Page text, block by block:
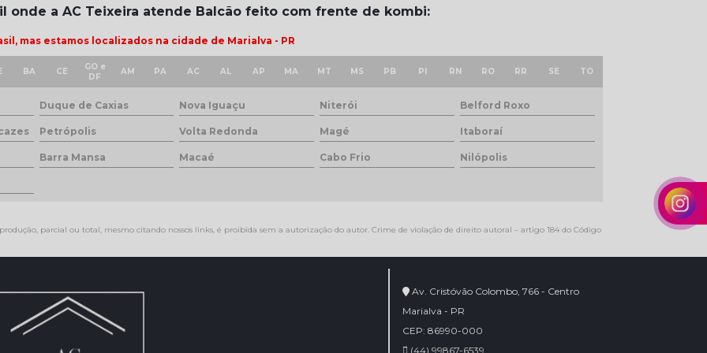
onde a AC Teixeira atende Balcão feito com frente de kombi:
mas estamos localizados na cidade de Marialva - PR
BA CE
GO e
DF
AM PA AC AL AP MA MT MS PB PI RN RO RR SE TO
Duque de Caxias Nova Iguaçu Niterói Belford Roxo
Petrópolis Volta Redonda Magé Itaboraí
Barra Mansa Macaé Cabo Frio Nilópolis
parcial ou total, mesmo citando nossos links, é proibida sem a autorização do autor. Crime de violação de direito autoral – artigo 184 do Código
Av. Cristóvão Colombo, 766 - Centro
Marialva - PR
CEP: 86990-000
(44) 99867-6539